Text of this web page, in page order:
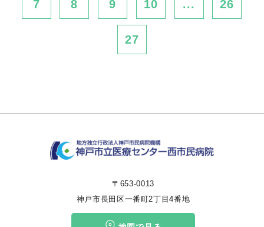
7 8 9 10 ... 26
27
〒653-0013
神戸市長田区一番町2丁目4番地